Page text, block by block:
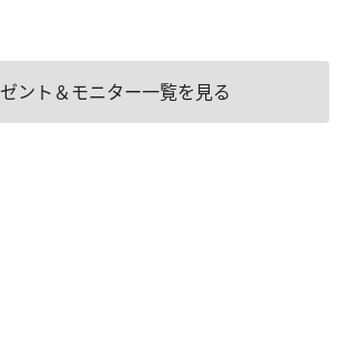
ント＆モニター一覧を見る